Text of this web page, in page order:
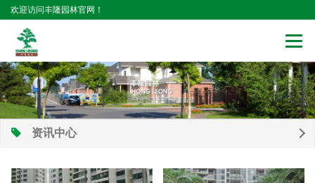
欢迎访问丰隆园林官网！
资讯中心